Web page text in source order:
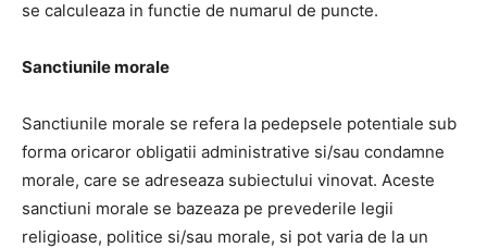
se calculeaza in functie de numarul de puncte.
Sanctiunile morale
Sanctiunile morale se refera la pedepsele potentiale sub
forma oricaror obligatii administrative si/sau condamne
morale, care se adreseaza subiectului vinovat. Aceste
sanctiuni morale se bazeaza pe prevederile legii
religioase, politice si/sau morale, si pot varia de la un